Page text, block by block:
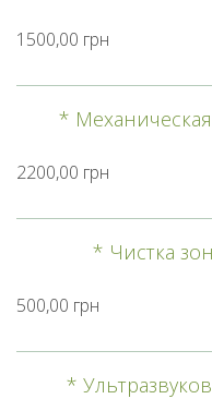
1500,00 грн
*
2200,00 грн
* Чистка
500,00 грн
*